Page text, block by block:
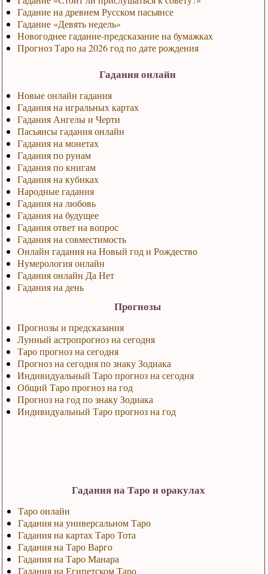
Гадание на древнем Русском пасьянсе
Гадание «Девять недель»
Новогоднее гадание-предсказание на бумажках
Прогноз Таро на 2026 год по дате рождения
Гадания онлайн
Новые онлайн гадания
Гадания на игральных картах
Гадания Ангелы и Черти
Пасьянсы гадания онлайн
Гадания на монетах
Гадания по рунам
Гадания по книгам
Гадания на кубиках
Народные гадания
Гадания на любовь
Гадания на будущее
Гадания ответ на вопрос
Гадания на совместимость
Онлайн гадания на Новый год и Рождество
Нумерология онлайн
Гадания онлайн Да Нет
Гадания на день
Прогнозы
Прогнозы и предсказания
Лунный астропрогноз на сегодня
Таро прогноз на сегодня
Прогноз на сегодня по знаку Зодиака
Индивидуальный Таро прогноз на сегодня
Общий Таро прогноз на год
Прогноз на год по знаку Зодиака
Индивидуальный Таро прогноз на год
Гадания на Таро и оракулах
Таро онлайн
Гадания на универсальном Таро
Гадания на картах Таро Тота
Гадания на Таро Варго
Гадания на Таро Манара
Гадания на Египетском Таро